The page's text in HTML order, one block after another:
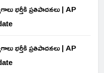
భర్తీకి ప్రతిపాదనలు | AP
భర్తీకి ప్రతిపాదనలు | AP